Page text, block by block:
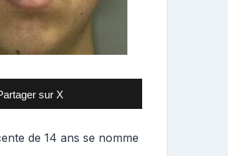
sur X
de 14 ans se nomme